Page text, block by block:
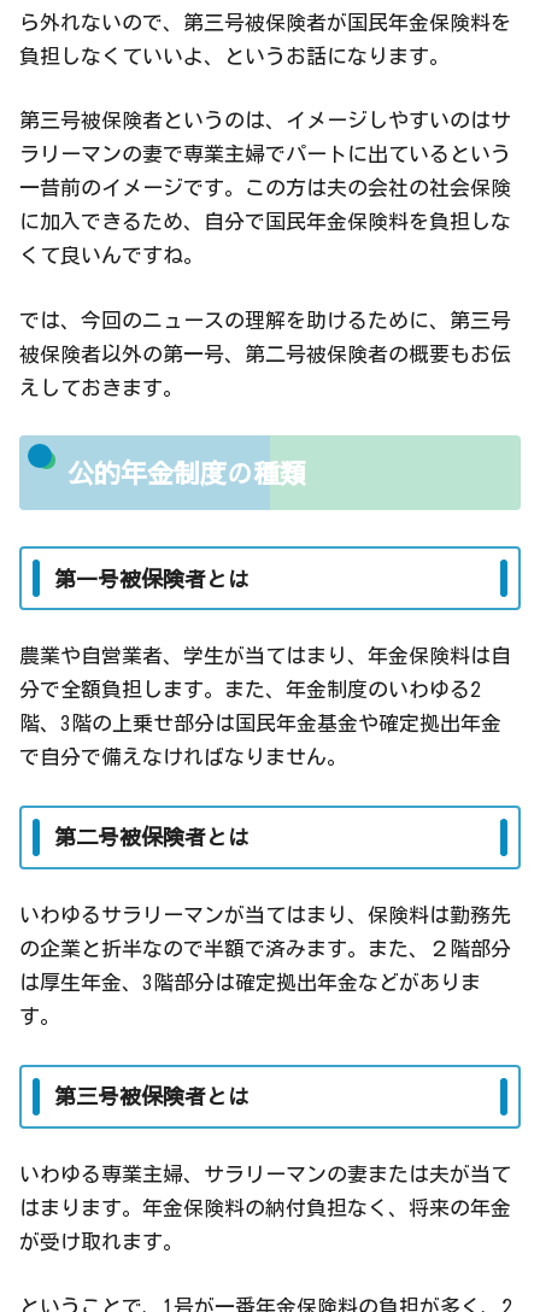
ら外れないので、第三号被保険者が国民年金保険料を
負担しなくていいよ、というお話になります。
第三号被保険者というのは、イメージしやすいのはサ
ラリーマンの妻で専業主婦でパートに出ているという
一昔前のイメージです。この方は夫の会社の社会保険
に加入できるため、自分で国民年金保険料を負担しな
くて良いんですね。
では、今回のニュースの理解を助けるために、第三号
被保険者以外の第一号、第二号被保険者の概要もお伝
えしておきます。
公的年金制度の種類
第一号被保険者とは
農業や自営業者、学生が当てはまり、年金保険料は自
分で全額負担します。また、年金制度のいわゆる2
階、3階の上乗せ部分は国民年金基金や確定拠出年金
で自分で備えなければなりません。
第二号被保険者とは
いわゆるサラリーマンが当てはまり、保険料は勤務先
の企業と折半なので半額で済みます。また、２階部分
は厚生年金、3階部分は確定拠出年金などがありま
す。
第三号被保険者とは
いわゆる専業主婦、サラリーマンの妻または夫が当て
はまります。年金保険料の納付負担なく、将来の年金
が受け取れます。
ということで、1号が一番年金保険料の負担が多く、2